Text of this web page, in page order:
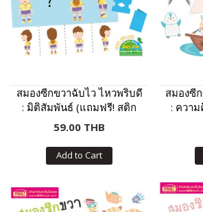
สมองซีกขวาฉับไว ไหวพริบดี
: มิติสัมพันธ์ (แถมฟรี! สติก
เกอร์)
59.00 THB
Add to Cart
สมองซี
: ควา